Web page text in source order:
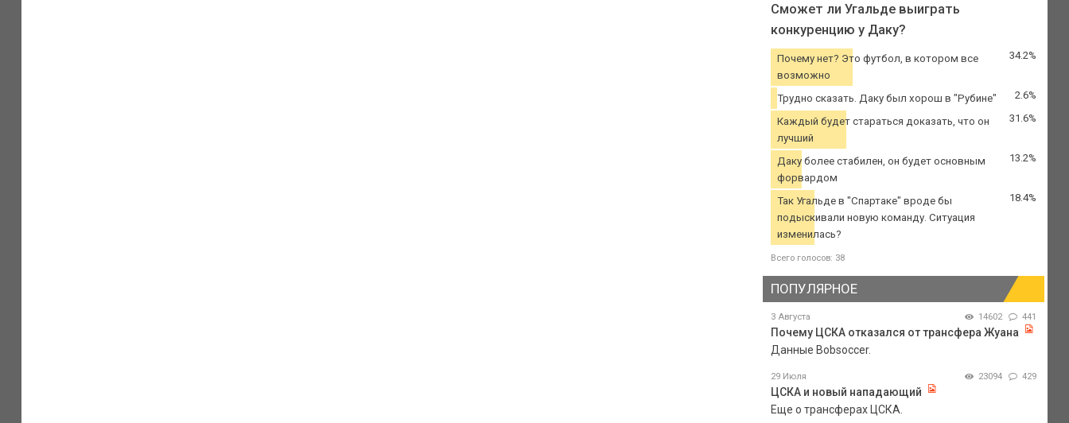
Сможет ли Угальде выиграть
конкуренцию у Даку?
Почему нет? Это футбол, в котором все
возможно
34.2%
Трудно сказать. Даку был хорош в "Рубине" 2.6%
Каждый будет стараться доказать, что он
лучший
31.6%
Даку более стабилен, он будет основным
форвардом
13.2%
Так Угальде в "Спартаке" вроде бы
подыскивали новую команду. Ситуация
изменилась?
18.4%
Всего голосов: 38
ПОПУЛЯРНОЕ
3 Августа 14602 441
Почему ЦСКА отказался от трансфера Жуана
Данные Bobsoccer.
29 Июля 23094 429
ЦСКА и новый нападающий
Еще о трансферах ЦСКА.